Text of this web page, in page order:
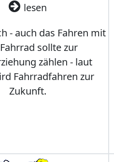
lesen
- auch das Fahren mit
sollte zur
zählen - laut
Fahrradfahren zur
Zukunft.